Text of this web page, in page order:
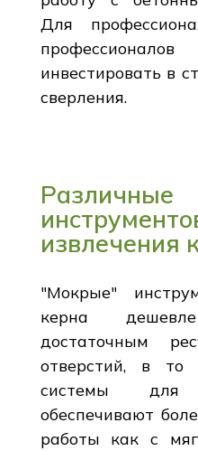
Для
инвестировать в
сверления.
извлечения
"Мокрые"
керна
достаточным
отверстий, в то
системы для
обеспечивают
работы как с